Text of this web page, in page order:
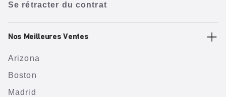
Se rétracter du contrat
Nos Meilleures Ventes
Arizona
Boston
Madrid